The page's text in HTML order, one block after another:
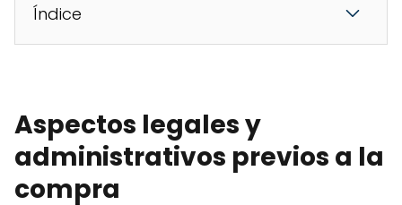
Índice
Aspectos legales y
administrativos previos a la
compra